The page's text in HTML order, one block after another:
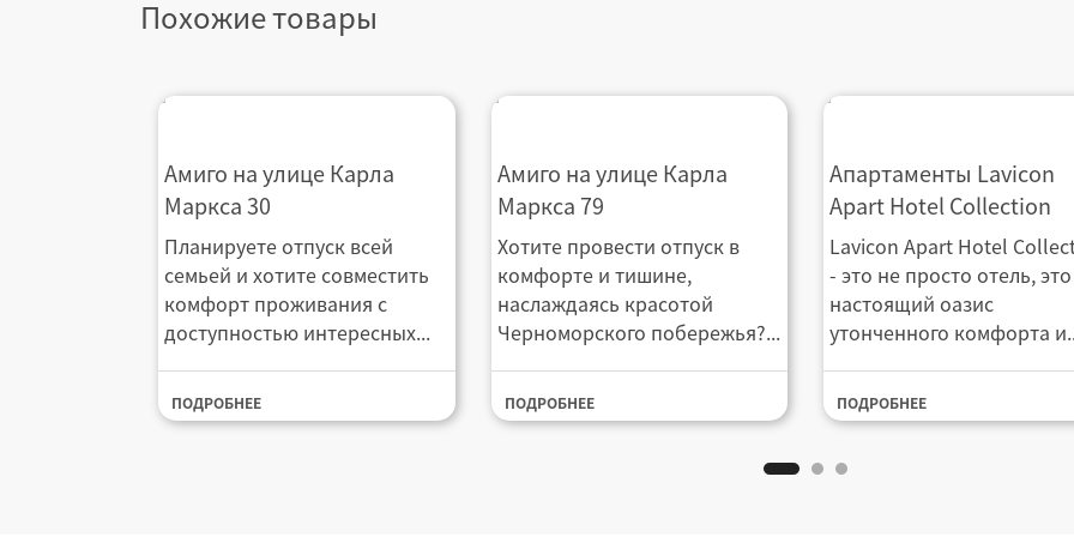
Похожие товары
30
Амиго на улице Карла
Маркса 30
Планируете отпуск всей
семьей и хотите совместить
комфорт проживания с
доступностью интересных...
ПОДРОБНЕЕ
79
Амиго на улице Карла
Маркса 79
Хотите провести отпуск в
комфорте и тишине,
наслаждаясь красотой
Черноморского побережья?...
ПОДРОБНЕЕ
Hotel Collection
Апартаменты Lavicon
Apart Hotel Collection
Lavicon Apart Hotel
- это не просто отель, это
настоящий оазис
утонченного комфорта
ПОДРОБНЕЕ